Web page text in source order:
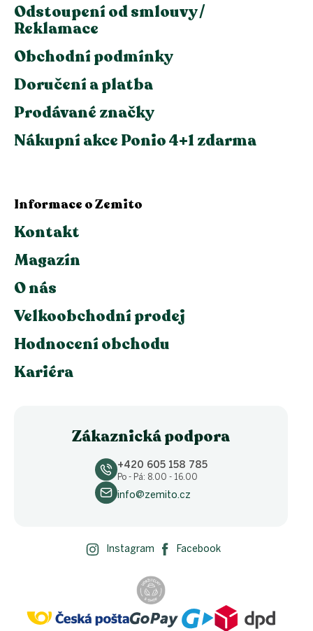
Odstoupení od smlouvy /
Reklamace
Obchodní podmínky
Doručení a platba
Prodávané značky
Nákupní akce Ponio 4+1 zdarma
Informace o Zemito
Kontakt
Magazín
O nás
Velkoobchodní prodej
Hodnocení obchodu
Kariéra
Zákaznická podpora
+420 605 158 785
Po - Pá: 8.00 - 16.00
info@zemito.cz
Instagram Facebook